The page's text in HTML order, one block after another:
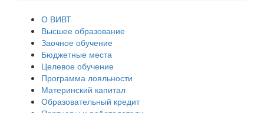
О ВИВТ
Высшее образование
Заочное обучение
Бюджетные места
Целевое обучение
Программа лояльности
Материнский капитал
Образовательный кредит